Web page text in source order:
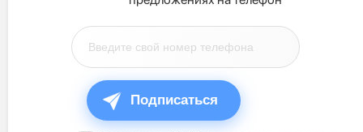
Подписаться